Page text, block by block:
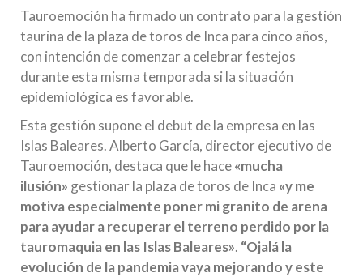
Tauroemoción ha firmado un contrato para la gestión
taurina de la plaza de toros de Inca para cinco años,
con intención de comenzar a celebrar festejos
durante esta misma temporada si la situación
epidemiológica es favorable.
Esta gestión supone el debut de la empresa en las
Islas Baleares. Alberto García, director ejecutivo de
Tauroemoción, destaca que le hace«mucha
ilusión» gestionar la plaza de toros de Inca «y me
motiva especialmente poner mi granito de arena
para ayudar a recuperar el terreno perdido por la
tauromaquia en las Islas Baleares». “Ojalá la
evolución de la pandemia vaya mejorando y este